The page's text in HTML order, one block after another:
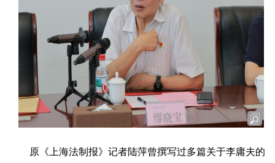
原《上海法制报》记者陆萍曾撰写过多篇关于李庸夫的